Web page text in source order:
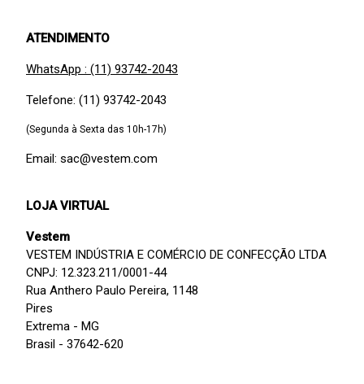
ATENDIMENTO
WhatsApp : (11) 93742-2043
Telefone: (11) 93742-2043
(Segunda à Sexta das 10h-17h)
Email: sac@vestem.com
LOJA VIRTUAL
Vestem
VESTEM INDÚSTRIA E COMÉRCIO DE CONFECÇÃO LTDA
CNPJ: 12.323.211/0001-44
Rua Anthero Paulo Pereira, 1148
Pires
Extrema - MG
Brasil - 37642-620